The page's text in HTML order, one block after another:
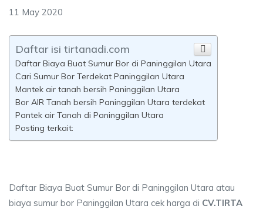
11 May 2020
Daftar isi tirtanadi.com
Daftar Biaya Buat Sumur Bor di Paninggilan Utara
Cari Sumur Bor Terdekat Paninggilan Utara
Mantek air tanah bersih Paninggilan Utara
Bor AIR Tanah bersih Paninggilan Utara terdekat
Pantek air Tanah di Paninggilan Utara
Posting terkait:
Daftar Biaya Buat Sumur Bor di Paninggilan Utara atau
biaya sumur bor Paninggilan Utara cek harga di CV.TIRTA